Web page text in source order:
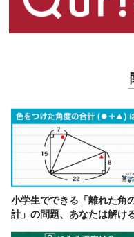
小学生でできる「離れた角
計」の問題、あなたは解け